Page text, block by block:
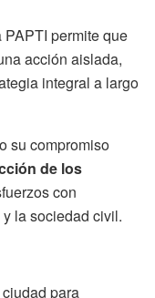
permite que
acción aislada,
integral a largo
su compromiso
de los
con
la sociedad civil.
para